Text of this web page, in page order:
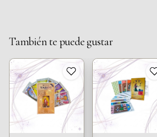
También te puede gustar